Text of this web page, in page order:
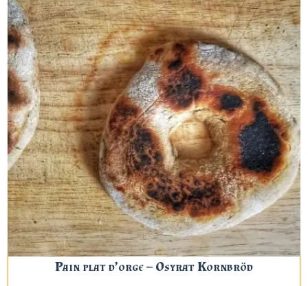
Pain plat d’orge – Osyrat Kornbröd